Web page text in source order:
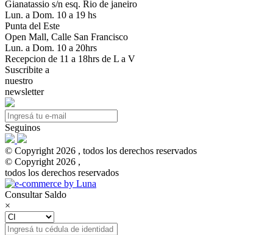
Gianatassio s/n esq. Rio de janeiro
Lun. a Dom. 10 a 19 hs
Punta del Este
Open Mall, Calle San Francisco
Lun. a Dom. 10 a 20hrs
Recepcion de 11 a 18hrs de L a V
Suscribite a
nuestro
newsletter
Seguinos
© Copyright 2026 , todos los derechos reservados
© Copyright 2026 ,
todos los derechos reservados
Consultar Saldo
×